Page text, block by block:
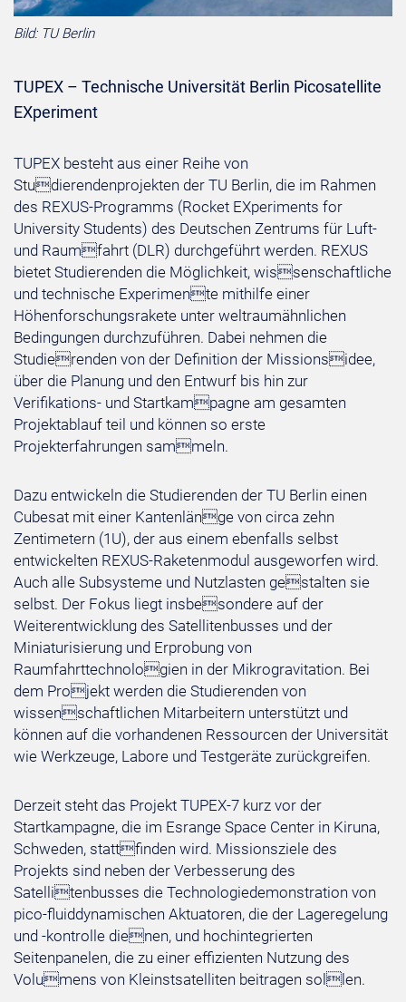
Bild: TU Berlin
TUPEX – Technische Universität Berlin Picosatellite
EXperiment
TUPEX besteht aus einer Reihe von
Studierendenprojekten der TU Berlin, die im Rahmen
des REXUS-Programms (Rocket EXperiments for
University Students) des Deutschen Zentrums für Luft-
und Raumfahrt (DLR) durchgeführt werden. REXUS
bietet Studierenden die Möglichkeit, wissenschaftliche
und technische Experimente mithilfe einer
Höhenforschungsrakete unter weltraumähnlichen
Bedingungen durchzuführen. Dabei nehmen die
Studierenden von der Definition der Missionsidee,
über die Planung und den Entwurf bis hin zur
Verifikations- und Startkampagne am gesamten
Projektablauf teil und können so erste
Projekterfahrungen sammeln.
Dazu entwickeln die Studierenden der TU Berlin einen
Cubesat mit einer Kantenlänge von circa zehn
Zentimetern (1U), der aus einem ebenfalls selbst
entwickelten REXUS-Raketenmodul ausgeworfen wird.
Auch alle Subsysteme und Nutzlasten gestalten sie
selbst. Der Fokus liegt insbesondere auf der
Weiterentwicklung des Satellitenbusses und der
Miniaturisierung und Erprobung von
Raumfahrttechnologien in der Mikrogravitation. Bei
dem Projekt werden die Studierenden von
wissenschaftlichen Mitarbeitern unterstützt und
können auf die vorhandenen Ressourcen der Universität
wie Werkzeuge, Labore und Testgeräte zurückgreifen.
Derzeit steht das Projekt TUPEX-7 kurz vor der
Startkampagne, die im Esrange Space Center in Kiruna,
Schweden, stattfinden wird. Missionsziele des
Projekts sind neben der Verbesserung des
Satellitenbusses die Technologiedemonstration von
pico-fluiddynamischen Aktuatoren, die der Lageregelung
und -kontrolle dienen, und hochintegrierten
Seitenpanelen, die zu einer effizienten Nutzung des
Volumens von Kleinstsatelliten beitragen sollen.